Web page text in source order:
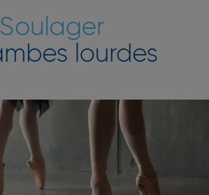
Soulager
lourdes